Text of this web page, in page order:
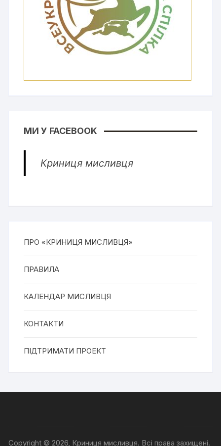
МИ У FACEBOOK
Криниця мисливця
ПРО «КРИНИЦЯ МИСЛИВЦЯ»
ПРАВИЛА
КАЛЕНДАР МИСЛИВЦЯ
КОНТАКТИ
ПІДТРИМАТИ ПРОЕКТ
Copyright © 2026, Криниця мисливця. Всі права захищені.